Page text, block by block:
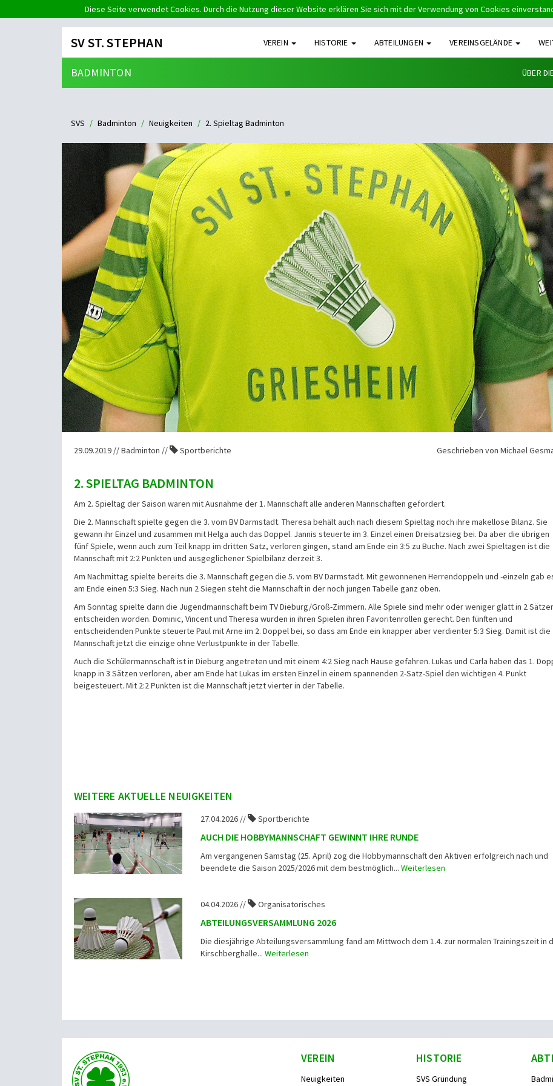
Diese Seite verwendet Cookies. Durch die Nutzung dieser Website erklären Sie sich mit der Verwendung von Cookies
SV ST. STEPHAN VEREIN HISTORIE ABTEILUNGEN VEREINSGELÄNDE
BADMINTON ÜBER
SVS Badminton Neuigkeiten 2. Spieltag Badminton
29.09.2019 // Badminton // Sportberichte Geschrieben von Michael
2. SPIELTAG BADMINTON
Am 2. Spieltag der Saison waren mit Ausnahme der 1. Mannschaft alle anderen Mannschaften gefordert.
Die 2. Mannschaft spielte gegen die 3. vom BV Darmstadt. Theresa behält auch nach diesem Spieltag noch ihre makellose Bilanz. Sie
gewann ihr Einzel und zusammen mit Helga auch das Doppel. Jannis steuerte im 3. Einzel einen Dreisatzsieg bei. Da aber die übrigen
fünf Spiele, wenn auch zum Teil knapp im dritten Satz, verloren gingen, stand am Ende ein 3:5 zu Buche. Nach zwei Spieltagen ist die
Mannschaft mit 2:2 Punkten und ausgeglichener Spielbilanz derzeit 3.
Am Nachmittag spielte bereits die 3. Mannschaft gegen die 5. vom BV Darmstadt. Mit gewonnenen Herrendoppeln und -einzeln gab
am Ende einen 5:3 Sieg. Nach nun 2 Siegen steht die Mannschaft in der noch jungen Tabelle ganz oben.
Am Sonntag spielte dann die Jugendmannschaft beim TV Dieburg/Groß-Zimmern. Alle Spiele sind mehr oder weniger glatt in 2
entscheiden worden. Dominic, Vincent und Theresa wurden in ihren Spielen ihren Favoritenrollen gerecht. Den fünften und
entscheidenden Punkte steuerte Paul mit Arne im 2. Doppel bei, so dass am Ende ein knapper aber verdienter 5:3 Sieg. Damit ist die
Mannschaft jetzt die einzige ohne Verlustpunkte in der Tabelle.
Auch die Schülermannschaft ist in Dieburg angetreten und mit einem 4:2 Sieg nach Hause gefahren. Lukas und Carla haben das 1.
knapp in 3 Sätzen verloren, aber am Ende hat Lukas im ersten Einzel in einem spannenden 2-Satz-Spiel den wichtigen 4. Punkt
beigesteuert. Mit 2:2 Punkten ist die Mannschaft jetzt vierter in der Tabelle.
WEITERE AKTUELLE NEUIGKEITEN
27.04.2026 // Sportberichte
AUCH DIE HOBBYMANNSCHAFT GEWINNT IHRE RUNDE
Am vergangenen Samstag (25. April) zog die Hobbymannschaft den Aktiven erfolgreich nach und
beendete die Saison 2025/2026 mit dem bestmöglich...Weiterlesen
04.04.2026 // Organisatorisches
ABTEILUNGSVERSAMMLUNG 2026
Die diesjährige Abteilungsversammlung fand am Mittwoch dem 1.4. zur normalen Trainingszeit in
Kirschberghalle...Weiterlesen
VEREIN
Neuigkeiten
HISTORIE
SVS Gründung